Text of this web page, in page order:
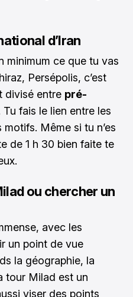
d’Iran
minimum ce que tu vas
Persépolis, c’est
divisé entre pré-
Tu fais le lien entre les
Même si tu n’es
de 1 h 30 bien faite te
ou chercher un
avec les
un point de vue
la géographie, la
tour Milad est un
viser des points